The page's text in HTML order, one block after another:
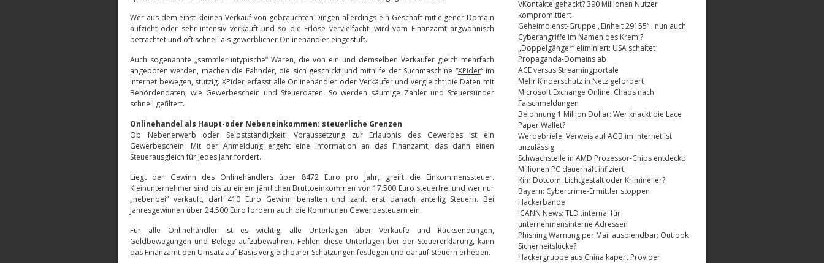
Wer aus dem einst kleinen Verkauf von gebrauchten Dingen allerdings ein Geschäft mit eigener Domain
aufzieht oder sehr intensiv verkauft und so die Erlöse vervielfacht, wird vom Finanzamt argwöhnisch
betrachtet und oft schnell als gewerblicher Onlinehändler eingestuft.
Auch sogenannte „sammleruntypische“ Waren, die von ein und demselben Verkäufer gleich mehrfach
angeboten werden, machen die Fahnder, die sich geschickt und mithilfe der Suchmaschine “XPider“ im
Internet bewegen, stutzig. XPider erfasst alle Onlinehändler oder Verkäufer und vergleicht die Daten mit
Behördendaten, wie Gewerbeschein und Steuerdaten. So werden säumige Zahler und Steuersünder
schnell gefiltert.
Onlinehandel als Haupt-oder Nebeneinkommen: steuerliche Grenzen
Ob Nebenerwerb oder Selbstständigkeit: Voraussetzung zur Erlaubnis des Gewerbes ist ein
Gewerbeschein. Mit der Anmeldung ergeht eine Information an das Finanzamt, das dann einen
Steuerausgleich für jedes Jahr fordert.
Liegt der Gewinn des Onlinehändlers über 8472 Euro pro Jahr, greift die Einkommenssteuer.
Kleinunternehmer sind bis zu einem jährlichen Bruttoeinkommen von 17.500 Euro steuerfrei und wer nur
„nebenbei“ verkauft, darf 410 Euro Gewinn behalten und zahlt erst danach anteilig Steuern. Bei
Jahresgewinnen über 24.500 Euro fordern auch die Kommunen Gewerbesteuern ein.
Für alle Onlinehändler ist es wichtig, alle Unterlagen über Verkäufe und Rücksendungen,
Geldbewegungen und Belege aufzubewahren. Fehlen diese Unterlagen bei der Steuererklärung, kann
das Finanzamt den Umsatz auf Basis vergleichbarer Schätzungen festlegen und darauf Steuern erheben.
VKontakte gehackt? 390 Millionen Nutzer
kompromittiert
Geheimdienst-Gruppe „Einheit 29155“ : nun auch
Cyberangriffe im Namen des Kreml?
„Doppelgänger“ eliminiert: USA schaltet
Propaganda-Domains ab
ACE versus Streamingportale
Mehr Kinderschutz in Netz gefordert
Microsoft Exchange Online: Chaos nach
Falschmeldungen
Belohnung 1 Million Dollar: Wer knackt die Lace
Paper Wallet?
Werbebriefe: Verweis auf AGB im Internet ist
unzulässig
Schwachstelle in AMD Prozessor-Chips entdeckt:
Millionen PC dauerhaft infiziert
Kim Dotcom: Lichtgestalt oder Krimineller?
Bayern: Cybercrime-Ermittler stoppen
Hackerbande
ICANN News: TLD .internal für
unternehmensinterne Adressen
Phishing Warnung per Mail ausblendbar: Outlook
Sicherheitslücke?
Hackergruppe aus China kapert Provider